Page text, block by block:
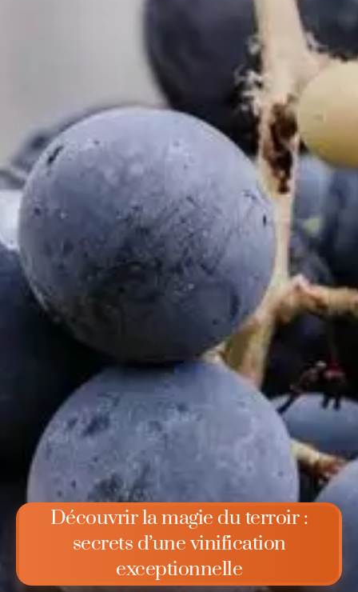
Découvrir la magie du terroir :
secrets d’une vinification
exceptionnelle